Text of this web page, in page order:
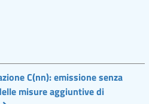
C(nn): emissione senza
misure aggiuntive di